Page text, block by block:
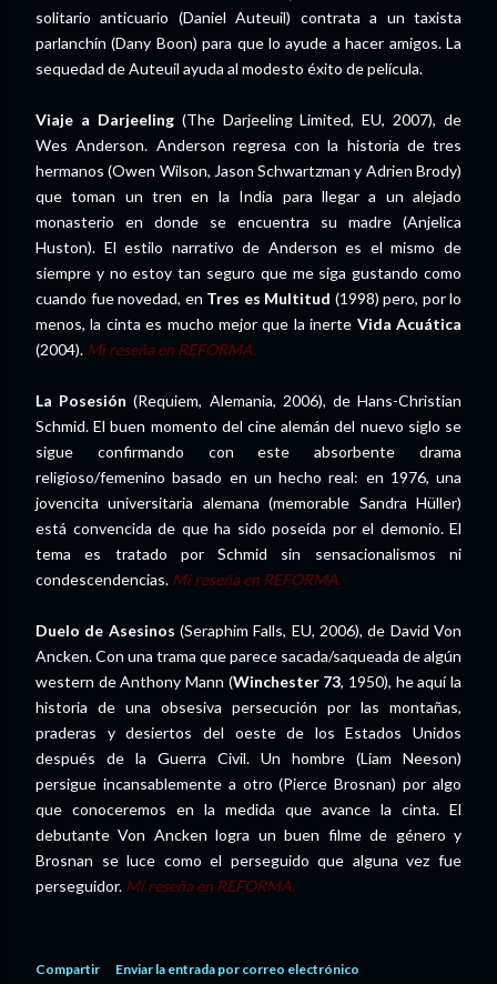
solitario anticuario (Daniel Auteuil) contrata a un taxista
parlanchín (Dany Boon) para que lo ayude a hacer amigos. La
sequedad de Auteuil ayuda al modesto éxito de película.
Viaje a Darjeeling(The Darjeeling Limited, EU, 2007), de
Wes Anderson. Anderson regresa con la historia de tres
hermanos (Owen Wilson, Jason Schwartzman y Adrien Brody)
que toman un tren en la India para llegar a un alejado
monasterio en donde se encuentra su madre (Anjelica
Huston). El estilo narrativo de Anderson es el mismo de
siempre y no estoy tan seguro que me siga gustando como
cuando fue novedad, en Tres es Multitud (1998) pero, por lo
menos, la cinta es mucho mejor que la inerte Vida Acuática
(2004). Mi reseña en REFORMA.
La Posesión (Requiem, Alemania, 2006), de Hans-Christian
Schmid. El buen momento del cine alemán del nuevo siglo se
sigue confirmando con este absorbente drama
religioso/femenino basado en un hecho real: en 1976, una
jovencita universitaria alemana (memorable Sandra Hüller)
está convencida de que ha sido poseída por el demonio. El
tema es tratado por Schmid sin sensacionalismos ni
condescendencias. Mi reseña en REFORMA.
Duelo de Asesinos (Seraphim Falls, EU, 2006), de David Von
Ancken. Con una trama que parece sacada/saqueada de algún
western de Anthony Mann (Winchester 73, 1950), he aquí la
historia de una obsesiva persecución por las montañas,
praderas y desiertos del oeste de los Estados Unidos
después de la Guerra Civil. Un hombre (Liam Neeson)
persigue incansablemente a otro (Pierce Brosnan) por algo
que conoceremos en la medida que avance la cinta. El
debutante Von Ancken logra un buen filme de género y
Brosnan se luce como el perseguido que alguna vez fue
perseguidor. Mi reseña en REFORMA.
Compartir
Enviar la entrada por correo electrónico